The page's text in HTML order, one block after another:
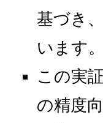
基づき
います。
この実
の精度